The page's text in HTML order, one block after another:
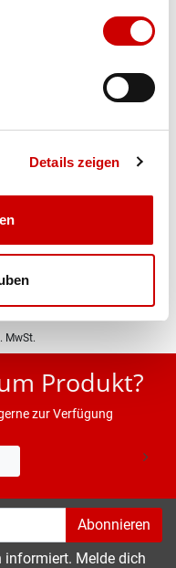
Details zeigen
- ab CHF 50.00
MwSt.
Produkt?
zur Verfügung
Abonnieren
informiert. Melde dich